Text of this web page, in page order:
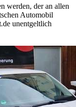
werden, der an allen
Automobil
unentgeltlich